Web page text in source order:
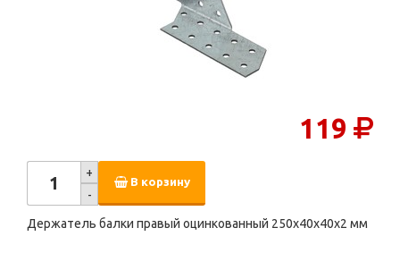
119
+
-
В корзину
Держатель балки правый оцинкованный 250х40х40х2 мм